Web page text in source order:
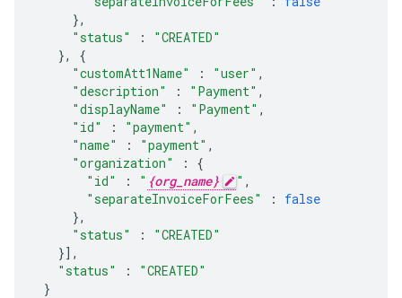
},
"status"
:
"CREATED"
},
{
"customAtt1Name"
: "user" ,
"description"
: "Payment" ,
"displayName"
: "Payment" ,
"id"
: "payment" ,
"name"
: "payment" ,
"organization"
:
{
"id"
: " {org_name} " ,
"separateInvoiceForFees"
:
false
},
"status"
:
"CREATED"
}],
"status"
:
"CREATED"
}